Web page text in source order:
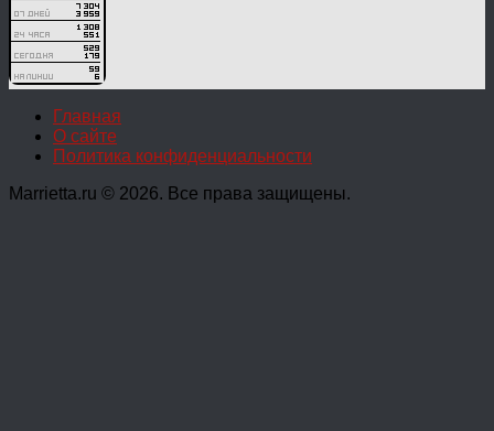
Главная
О сайте
Политика конфиденциальности
Marrietta.ru © 2026. Все права защищены.